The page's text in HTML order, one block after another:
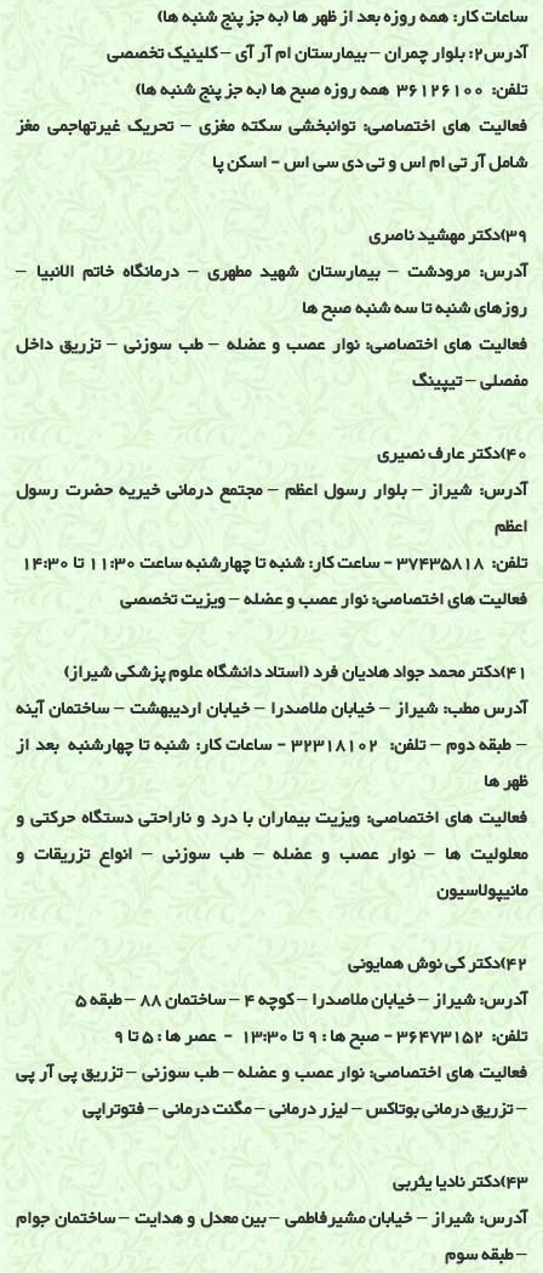
ساعات کار: همه روزه بعد از ظهر ها (به جز پنج شنبه ها)
آدرس2: بلوار چمران – بیمارستان ام آر آی – کلینیک تخصصی
تلفن: 36126100 همه روزه صبح ها (به جز پنج شنبه ها)
فعالیت های اختصاصی: توانبخشی سکته مغزی – تحریک غیرتهاجمی مغز
شامل آر تی ام اس و تی دی سی اس - اسکن پا
39)دکتر مهشید ناصری
آدرس: مرودشت – بیمارستان شهید مطهری – درمانگاه خاتم الانبیا –
روزهای شنبه تا سه شنبه صبح ها
فعالیت های اختصاصی: نوار عصب و عضله – طب سوزنی – تزریق داخل
مفصلی – تیپینگ
40)دکتر عارف نصیری
آدرس: شیراز – بلوار رسول اعظم – مجتمع درمانی خیریه حضرت رسول
اعظم
تلفن: 37435818 - ساعت کار: شنبه تا چهارشنبه ساعت 11:30 تا 14:30
فعالیت های اختصاصی: نوار عصب و عضله – ویزیت تخصصی
41)دکتر محمد جواد هادیان فرد (استاد دانشگاه علوم پزشکی شیراز)
آدرس مطب: شیراز – خیابان ملاصدرا – خیابان اردیبهشت – ساختمان آینه
– طبقه دوم – تلفن: 32318102 - ساعات کار: شنبه تا چهارشنبه بعد از
ظهر ها
فعالیت های اختصاصی: ویزیت بیماران با درد و ناراحتی دستگاه حرکتی و
معلولیت ها – نوار عصب و عضله – طب سوزنی – انواع تزریقات و
مانیپولاسیون
42)دکتر کی نوش همایونی
آدرس: شیراز – خیابان ملاصدرا – کوچه 4 – ساختمان 88 – طبقه 5
تلفن: 36473152 - صبح ها : 9 تا 13:30 - عصر ها : 5 تا 9
فعالیت های اختصاصی: نوار عصب و عضله – طب سوزنی – تزریق پی آر پی
– تزریق درمانی بوتاکس – لیزر درمانی – مگنت درمانی – فتوتراپی
43)دکتر نادیا یثربی
آدرس: شیراز – خیابان مشیرفاطمی – بین معدل و هدایت – ساختمان جوام
– طبقه سوم